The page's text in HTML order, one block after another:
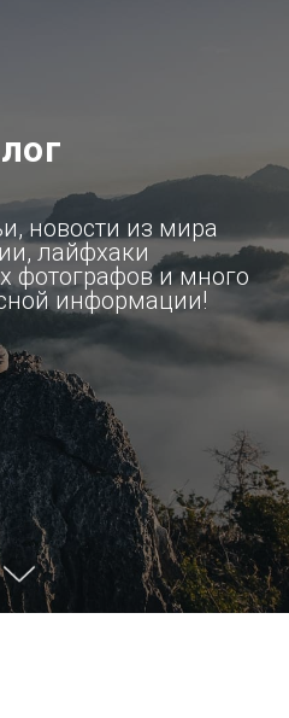
новости из мира
лайфхаки
фотографов и много
информации!